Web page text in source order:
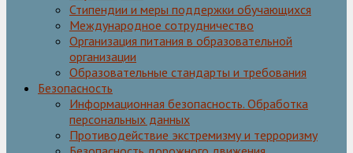
Стипендии и меры поддержки обучающихся
Международное сотрудничество
Организация питания в образовательной
организации
Образовательные стандарты и требования
Безопасность
Информационная безопасность. Обработка
персональных данных
Противодействие экстремизму и терроризму